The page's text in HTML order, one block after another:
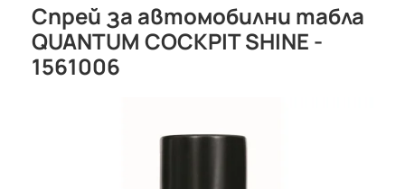
Спрей за автомобилни табла
QUANTUM COCKPIT SHINE -
1561006